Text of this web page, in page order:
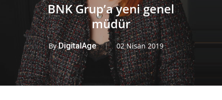
BNK Grup’a yeni genel
müdür
By DigitalAge 02 Nisan 2019